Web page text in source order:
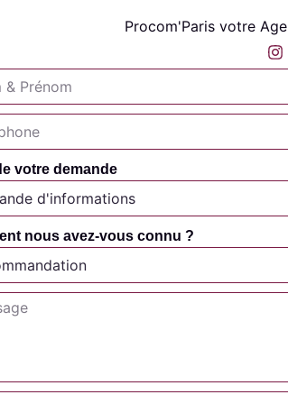
Procom'Paris votre
votre demande
nous avez-vous connu ?